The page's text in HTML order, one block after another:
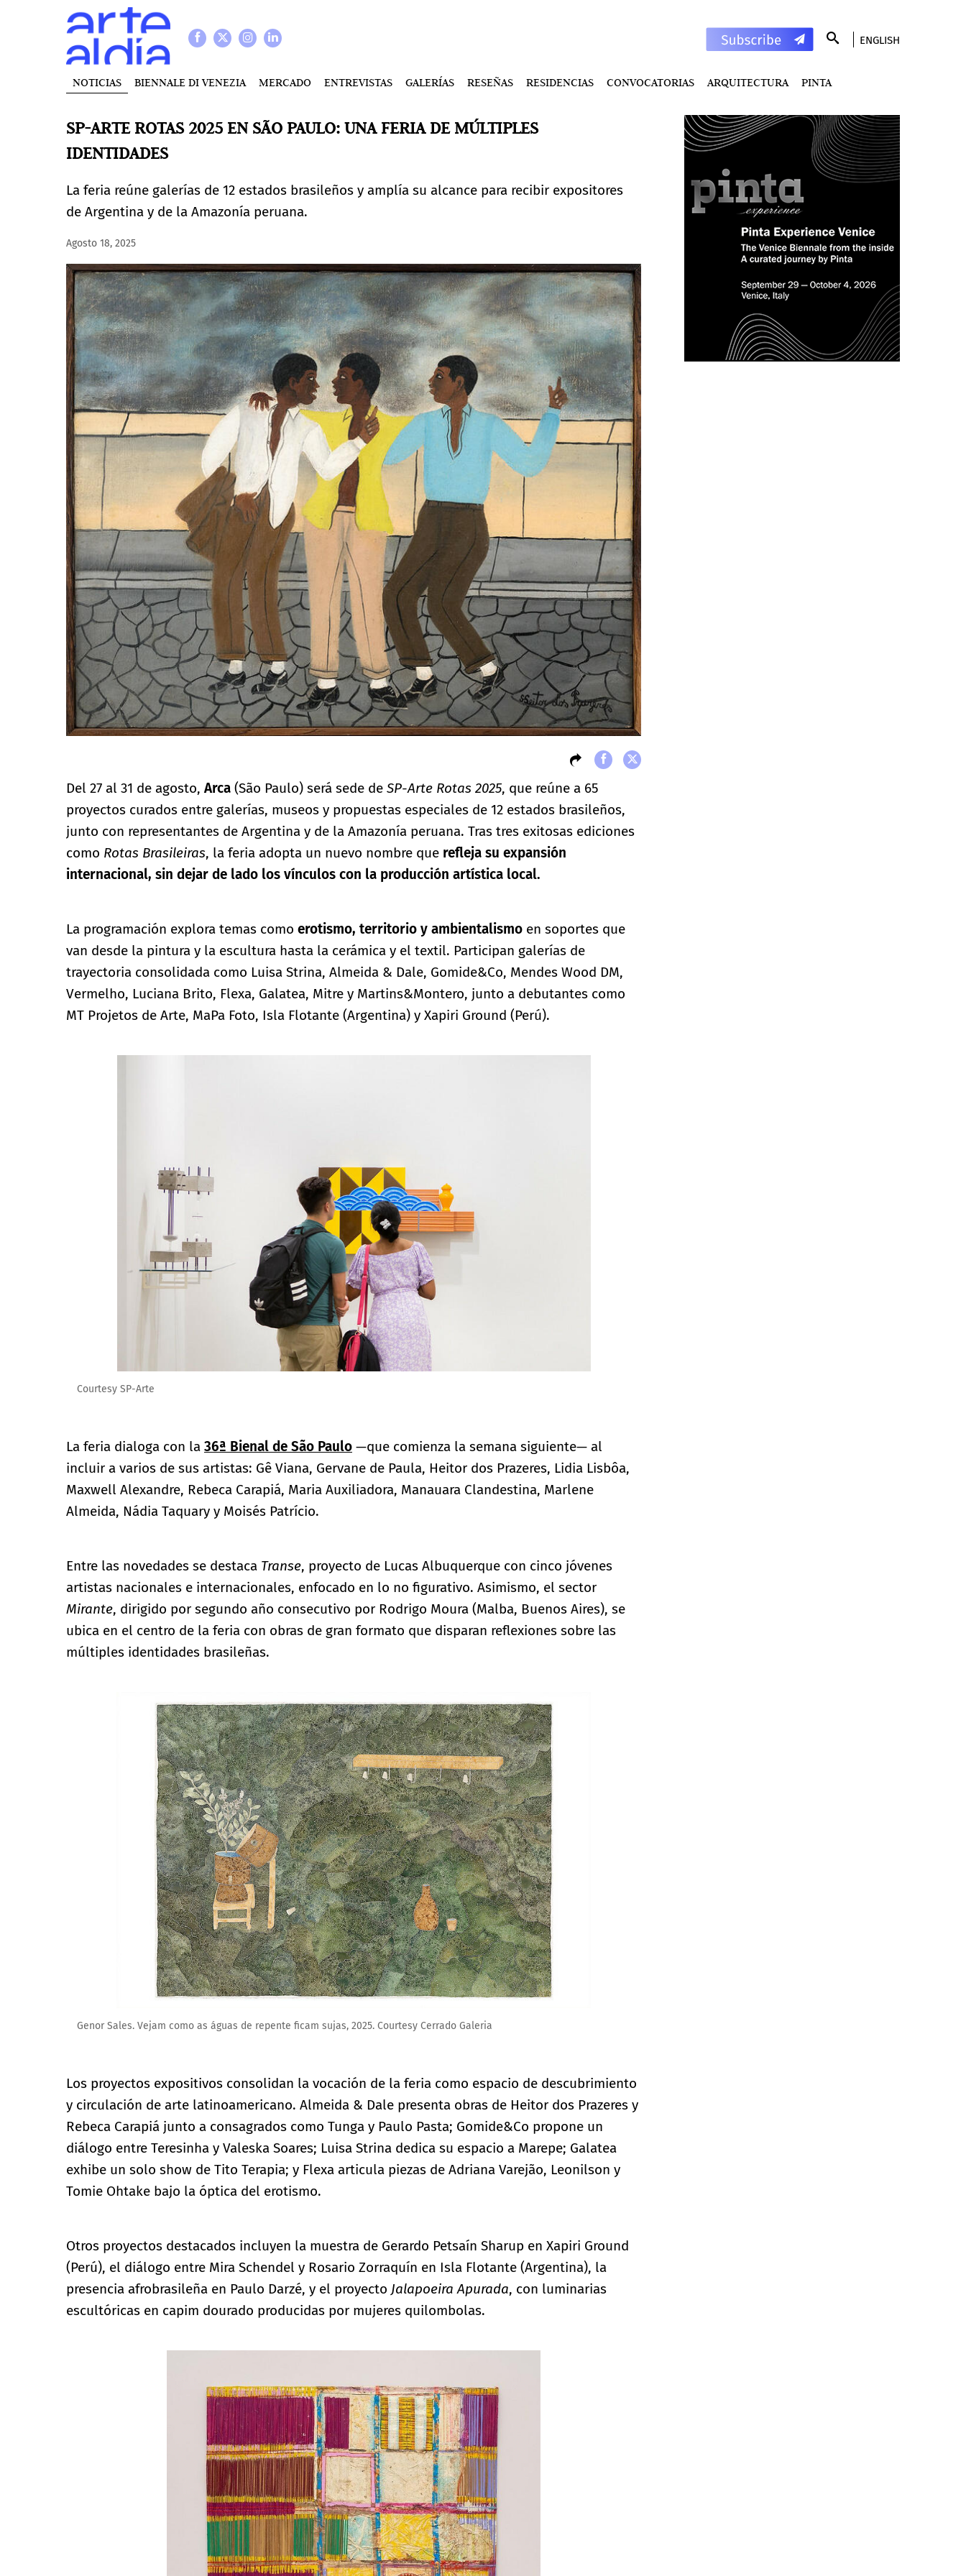
ENGLISH
NOTICIAS BIENNALE DI VENEZIA MERCADO ENTREVISTAS GALERÍAS RESEÑAS RESIDENCIAS CONVOCATORIAS ARQUITECTURA PINTA
SP-ARTE ROTAS 2025 EN SÃO PAULO: UNA FERIA DE MÚLTIPLES
IDENTIDADES
La feria reúne galerías de 12 estados brasileños y amplía su alcance para recibir expositores
de Argentina y de la Amazonía peruana.
Agosto 18, 2025
Del 27 al 31 de agosto, Arca (São Paulo) será sede de SP-Arte Rotas 2025, que reúne a 65
proyectos curados entre galerías, museos y propuestas especiales de 12 estados brasileños,
junto con representantes de Argentina y de la Amazonía peruana. Tras tres exitosas ediciones
como Rotas Brasileiras, la feria adopta un nuevo nombre que refleja su expansión
internacional, sin dejar de lado los vínculos con la producción artística local.
La programación explora temas como erotismo, territorio y ambientalismo en soportes que
van desde la pintura y la escultura hasta la cerámica y el textil. Participan galerías de
trayectoria consolidada como Luisa Strina, Almeida & Dale, Gomide&Co, Mendes Wood DM,
Vermelho, Luciana Brito, Flexa, Galatea, Mitre y Martins&Montero, junto a debutantes como
MT Projetos de Arte, MaPa Foto, Isla Flotante (Argentina) y Xapiri Ground (Perú).
Courtesy SP-Arte
La feria dialoga con la 36ª Bienal de São Paulo —que comienza la semana siguiente— al
incluir a varios de sus artistas: Gê Viana, Gervane de Paula, Heitor dos Prazeres, Lidia Lisbôa,
Maxwell Alexandre, Rebeca Carapiá, Maria Auxiliadora, Manauara Clandestina, Marlene
Almeida, Nádia Taquary y Moisés Patrício.
Entre las novedades se destaca Transe, proyecto de Lucas Albuquerque con cinco jóvenes
artistas nacionales e internacionales, enfocado en lo no figurativo. Asimismo, el sector
Mirante, dirigido por segundo año consecutivo por Rodrigo Moura (Malba, Buenos Aires), se
ubica en el centro de la feria con obras de gran formato que disparan reflexiones sobre las
múltiples identidades brasileñas.
Genor Sales. Vejam como as águas de repente ficam sujas, 2025. Courtesy Cerrado Galeria
Los proyectos expositivos consolidan la vocación de la feria como espacio de descubrimiento
y circulación de arte latinoamericano. Almeida & Dale presenta obras de Heitor dos Prazeres y
Rebeca Carapiá junto a consagrados como Tunga y Paulo Pasta; Gomide&Co propone un
diálogo entre Teresinha y Valeska Soares; Luisa Strina dedica su espacio a Marepe; Galatea
exhibe un solo show de Tito Terapia; y Flexa articula piezas de Adriana Varejão, Leonilson y
Tomie Ohtake bajo la óptica del erotismo.
Otros proyectos destacados incluyen la muestra de Gerardo Petsaín Sharup en Xapiri Ground
(Perú), el diálogo entre Mira Schendel y Rosario Zorraquín en Isla Flotante (Argentina), la
presencia afrobrasileña en Paulo Darzé, y el proyecto Jalapoeira Apurada, con luminarias
escultóricas en capim dourado producidas por mujeres quilombolas.